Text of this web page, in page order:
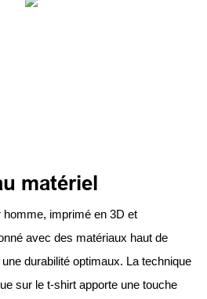
matériel
imprimé en 3D et
avec des matériaux haut de
durabilité optimaux. La technique
sur le t-shirt apporte une touche